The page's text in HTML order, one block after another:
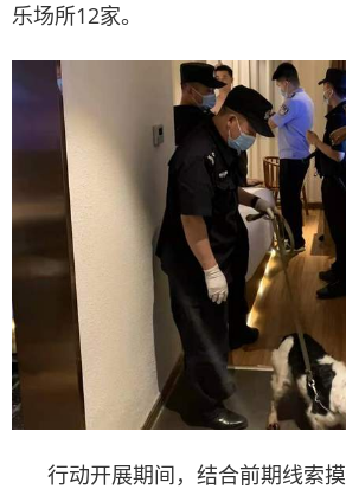
乐场所12家。
行动开展期间，结合前期线索